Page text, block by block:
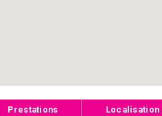
Prestations Localisation